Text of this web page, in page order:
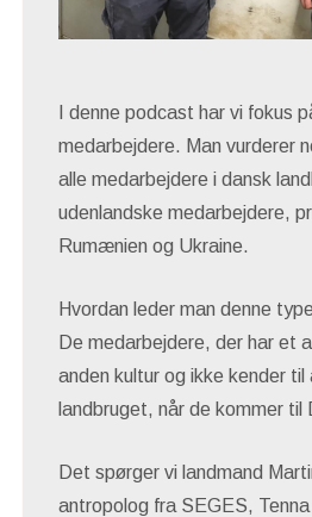
I denne podcast har vi fokus
medarbejdere. Man vurderer
alle medarbejdere i dansk
udenlandske medarbejdere,
Rumænien og Ukraine.
Hvordan leder man denne
De medarbejdere, der har et
anden kultur og ikke kender til
landbruget, når de kommer til
Det spørger vi landmand
antropolog fra SEGES,